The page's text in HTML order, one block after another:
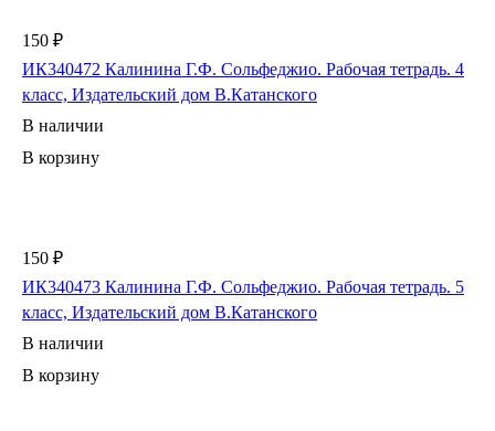
150 ₽
ИК340472 Калинина Г.Ф. Сольфеджио. Рабочая тетрадь. 4
класс, Издательский дом В.Катанского
В наличии
В корзину
150 ₽
ИК340473 Калинина Г.Ф. Сольфеджио. Рабочая тетрадь. 5
класс, Издательский дом В.Катанского
В наличии
В корзину